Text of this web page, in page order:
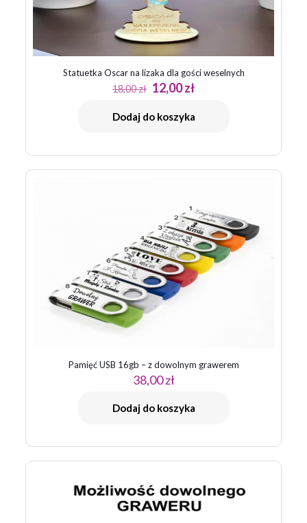
Statuetka Oscar na lizaka dla gości weselnych
18,00zł Pierwotna
wynosiła:
18,00 zł.
12,00złAktualna
wynosi:
Dodaj do koszyka
Pamięć USB 16gb – z dowolnym grawerem
38,00zł
Dodaj do koszyka